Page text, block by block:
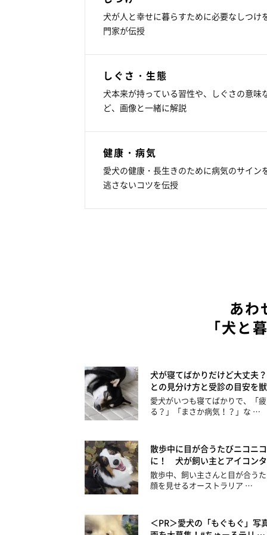
犬が人と幸せに暮らすために必要なしつけ
門家が伝授
しぐさ・生態
犬本来が持っている習性や、しぐさの意味
ど、画像と一緒に解説
健康・病気
愛犬の健康・長生きのために病気のサイン
逃さないコツを伝授
あわ
「犬と
犬が寝てばかりだけど大丈夫
との見分け方と受診の目安を
愛犬がいつも寝てばかりで、「
る？」「まさか病気！？」な …
散歩中に目が合うたびニコニ
に！ 犬が飼い主とアイコン
散歩中、飼い主さんと目が合う
顔を見せるオーストラリア …
＜PR＞愛犬の「もぐもぐ」写